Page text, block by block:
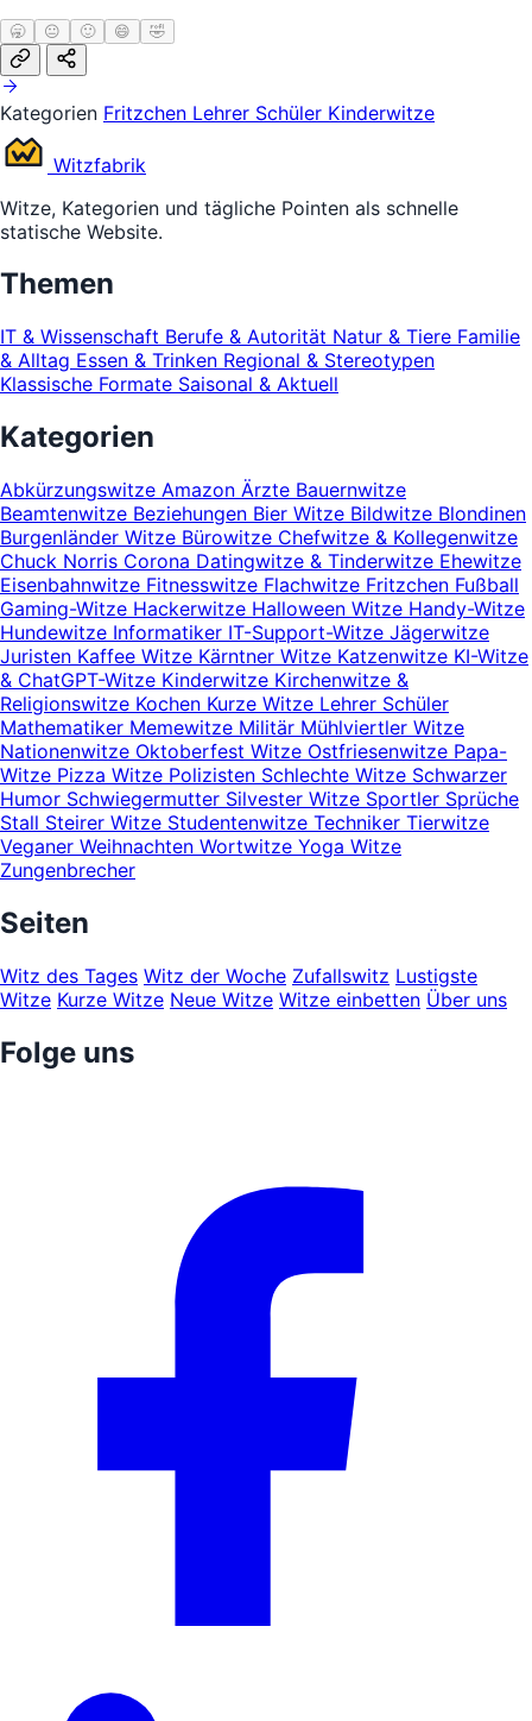
🥱 😐 🙂 😄 🤣
Kategorien Fritzchen Lehrer Schüler Kinderwitze
Witzfabrik
Witze, Kategorien und tägliche Pointen als schnelle
statische Website.
Themen
IT & Wissenschaft Berufe & Autorität Natur & Tiere Familie
& Alltag Essen & Trinken Regional & Stereotypen
Klassische Formate Saisonal & Aktuell
Kategorien
Abkürzungswitze Amazon Ärzte Bauernwitze
Beamtenwitze Beziehungen Bier Witze Bildwitze Blondinen
Burgenländer Witze Bürowitze Chefwitze & Kollegenwitze
Chuck Norris Corona Datingwitze & Tinderwitze Ehewitze
Eisenbahnwitze Fitnesswitze Flachwitze Fritzchen Fußball
Gaming-Witze Hackerwitze Halloween Witze Handy-Witze
Hundewitze Informatiker IT-Support-Witze Jägerwitze
Juristen Kaffee Witze Kärntner Witze Katzenwitze KI-Witze
& ChatGPT-Witze Kinderwitze Kirchenwitze &
Religionswitze Kochen Kurze Witze Lehrer Schüler
Mathematiker Memewitze Militär Mühlviertler Witze
Nationenwitze Oktoberfest Witze Ostfriesenwitze Papa-
Witze Pizza Witze Polizisten Schlechte Witze Schwarzer
Humor Schwiegermutter Silvester Witze Sportler Sprüche
Stall Steirer Witze Studentenwitze Techniker Tierwitze
Veganer Weihnachten Wortwitze Yoga Witze
Zungenbrecher
Seiten
Witz des Tages Witz der Woche Zufallswitz Lustigste
Witze Kurze Witze Neue Witze Witze einbetten Über uns
Folge uns